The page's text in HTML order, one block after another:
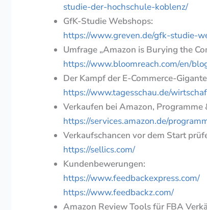
studie-der-hochschule-koblenz/
GfK-Studie Webshops:
https://www.greven.de/gfk-studie-
Umfrage „Amazon is Burying the
https://www.bloomreach.com/en/
Der Kampf der E-Commerce-
https://www.tagesschau.de/
Verkaufen bei Amazon, Programme
https://services.amazon.de/
Verkaufschancen vor dem Start
https://sellics.com/
Kundenbewerungen:
https://www.feedbackexpress.com/
https://www.feedbackz.com/
Amazon Review Tools für FBA